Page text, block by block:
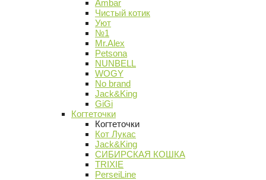
Ambar
Чистый котик
Уют
№1
Mr.Alex
Petsona
NUNBELL
WOGY
No brand
Jack&King
GiGi
Когтеточки
Когтеточки
Кот Лукас
Jack&King
СИБИРСКАЯ КОШКА
TRIXIE
PerseiLine